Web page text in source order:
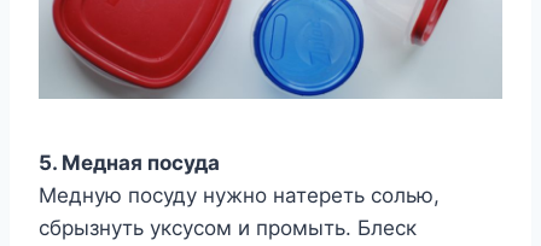
5. Медная посуда
Медную посуду нужно натереть солью,
сбрызнуть уксусом и промыть. Блеск